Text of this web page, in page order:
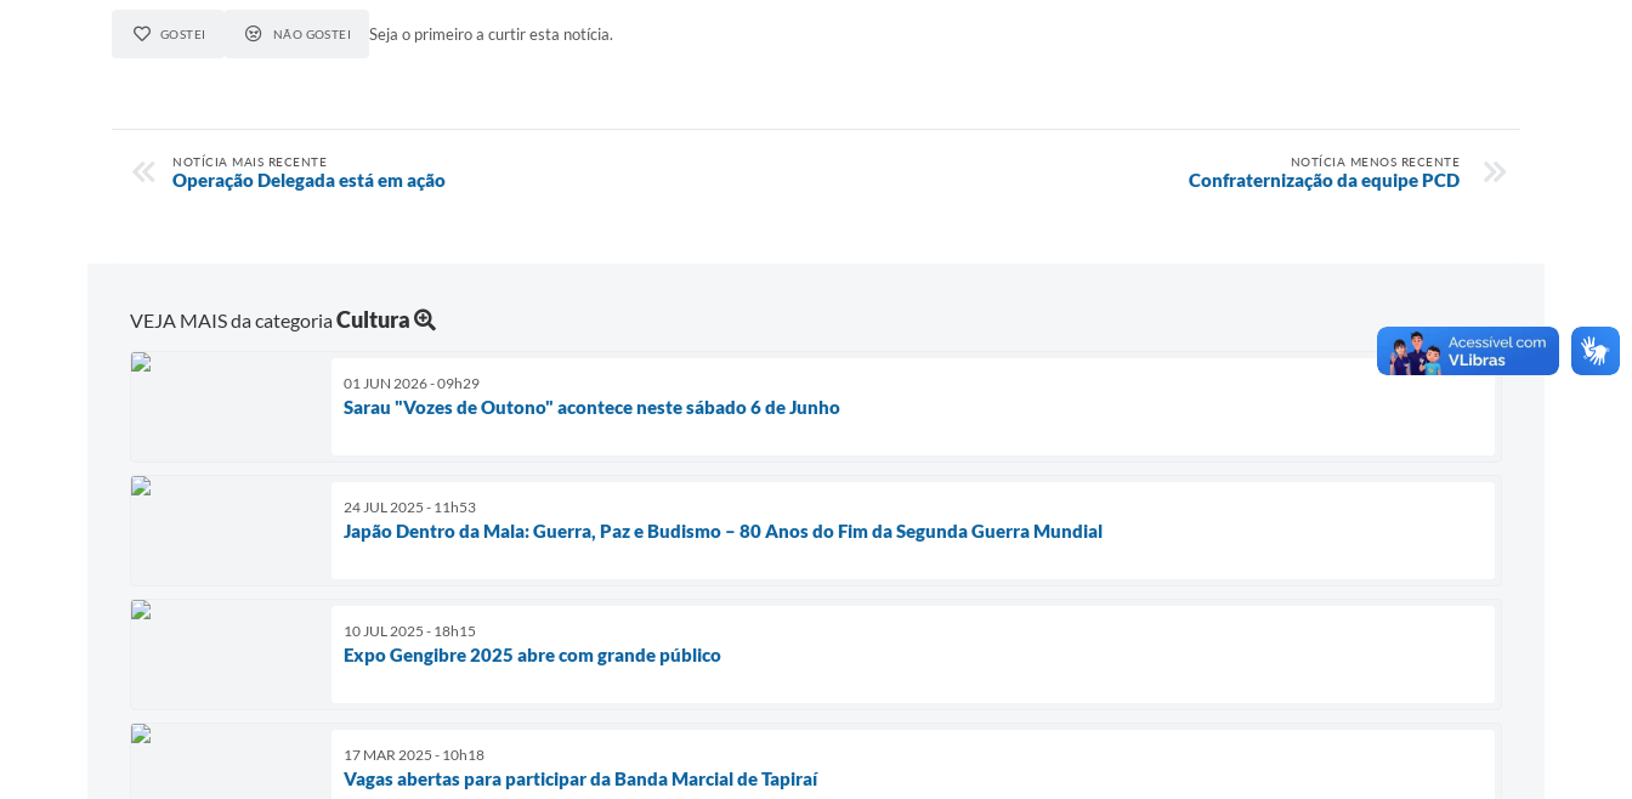
GOSTEI NÃO GOSTEI Seja o primeiro a curtir esta notícia.
NOTÍCIA MAIS RECENTE
Operação Delegada está em ação
NOTÍCIA MENOS RECENTE
Confraternização da equipe PCD
VEJA MAIS da categoriaCultura
01 JUN 2026 - 09h29
Sarau "Vozes de Outono" acontece neste sábado 6 de Junho
24 JUL 2025 - 11h53
Japão Dentro da Mala: Guerra, Paz e Budismo – 80 Anos do Fim da Segunda Guerra Mundial
10 JUL 2025 - 18h15
Expo Gengibre 2025 abre com grande público
17 MAR 2025 - 10h18
Vagas abertas para participar da Banda Marcial de Tapiraí